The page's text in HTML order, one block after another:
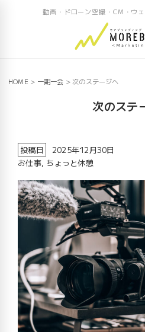
動画・ドローン空撮・CM・ウ
HOME > 一期一会 > 次のステージへ
次のステ
投稿日
2025年12月30日
お仕事, ちょっと休憩